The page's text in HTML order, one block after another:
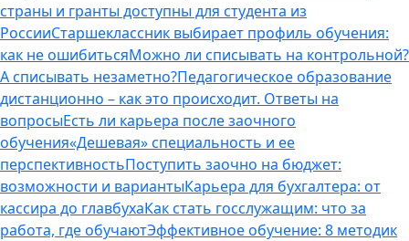
страны и гранты доступны для студента из
РоссииСтаршеклассник выбирает профиль обучения:
как не ошибитьсяМожно ли списывать на контрольной?
А списывать незаметно?Педагогическое образование
дистанционно – как это происходит. Ответы на
вопросыЕсть ли карьера после заочного
обучения«Дешевая» специальность и ее
перспективностьПоступить заочно на бюджет:
возможности и вариантыКарьера для бухгалтера: от
кассира до главбухаКак стать госслужащим: что за
работа, где обучаютЭффективное обучение: 8 методик